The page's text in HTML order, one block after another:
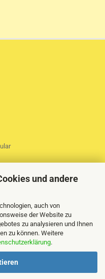
und andere
auch von
der Website zu
zu analysieren und Ihnen
zu können. Weitere
.